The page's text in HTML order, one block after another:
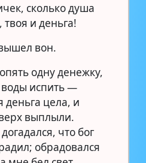
сколько душа
твоя и деньга!
вон.
одну денежку,
воды испить —
деньга цела, и
выплыли.
что бог
обрадовался